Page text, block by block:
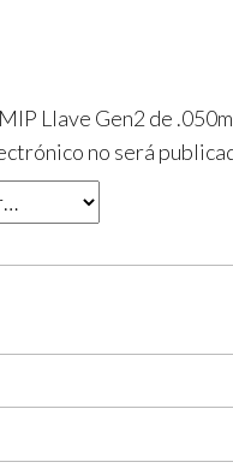
Llave Gen2 de
no será